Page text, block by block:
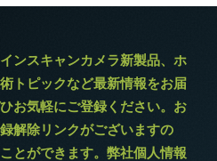
ンスキャンカメラ新製品、ホ
トピックなど最新情報をお届
お気軽にご登録ください。お
解除リンクがございますの
とができます。弊社個人情報